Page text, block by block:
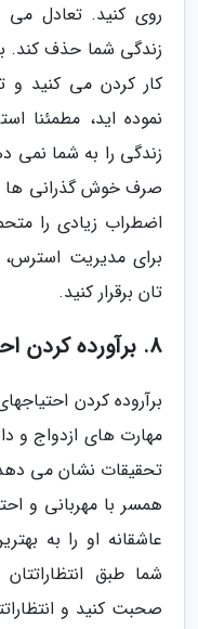
روی کنید. تعادل می
زندگی شما حذف کند.
کار کردن می کنید و
نموده اید، مطمئنا
زندگی را به شما نمی
صرف خوش گذرانی ها
اضطراب زیادی را
برای مدیریت
تان برقرار کنید.
8. برآورده کردن احتیاجهای جنسی
برآروده کردن
مهارت های ازدواج و
تحقیقات نشان می
همسر با مهربانی و
عاشقانه او را به
شما طبق
صحبت کنید و